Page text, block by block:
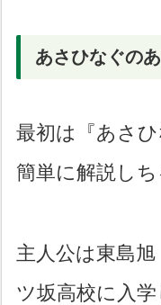
あさひなぐの
最初は『あさ
簡単に解説しち
主人公は東島
ツ坂高校に入学